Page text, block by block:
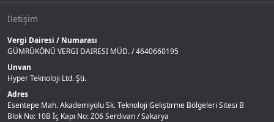
İletişim
Vergi Dairesi / Numarası
GÜMRÜKÖNÜ VERGI DAIRESI MÜD. / 4640660195
Unvan
Hyper Teknoloji Ltd. Şti.
Adres
Esentepe Mah. Akademiyolu Sk. Teknoloji Geliştirme Bölgeleri Sitesi B
Blok No: 10B İç Kapı No: Z06 Serdivan / Sakarya